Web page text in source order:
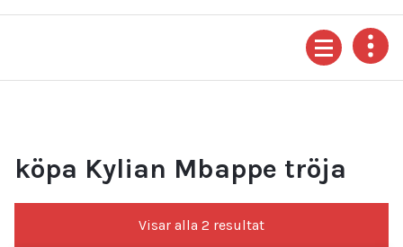
köpa Kylian Mbappe tröja
Visar alla 2 resultatSortera